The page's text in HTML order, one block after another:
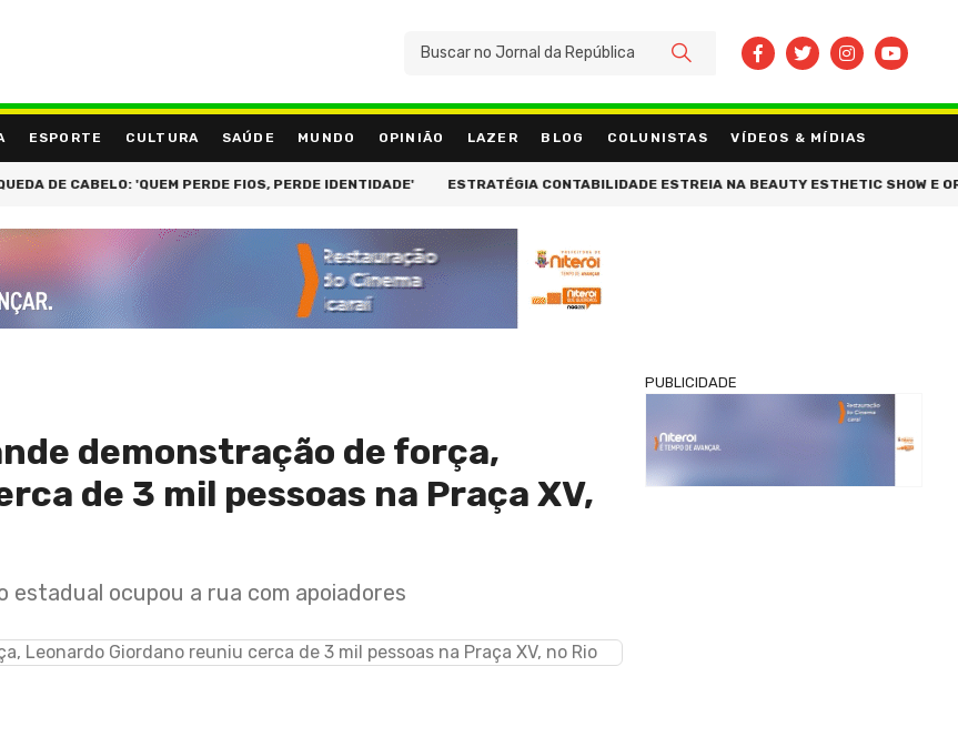
ESPORTE CULTURA SAÚDE MUNDO OPINIÃO LAZER BLOG COLUNISTAS VÍDEOS & MÍDIAS
'QUEM PERDE FIOS, PERDE IDENTIDADE' ESTRATÉGIA CONTABILIDADE ESTREIA NA BEAUTY ESTHETIC SHOW E ORIENTA
BUSCAR
demonstração de força,
de 3 mil pessoas na Praça XV,
estadual ocupou a rua com apoiadores
PUBLICIDADE